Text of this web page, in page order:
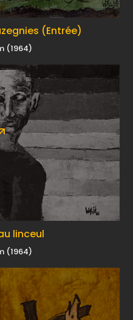
(Entrée)
(1964)
linceul
(1964)